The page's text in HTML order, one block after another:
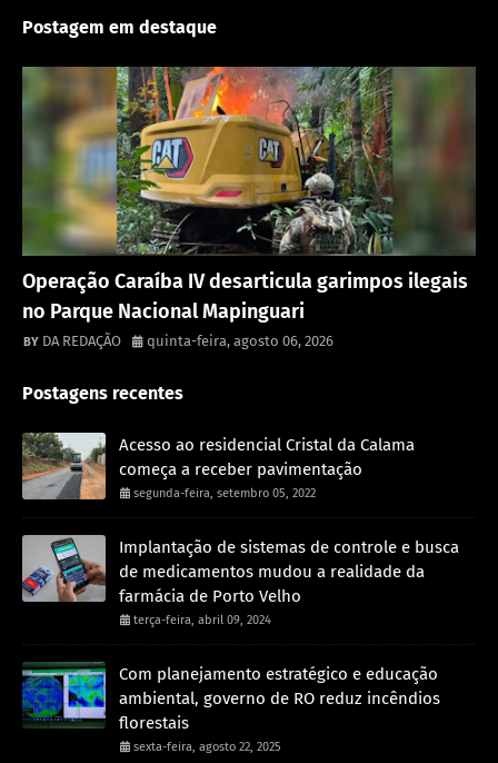
Postagem em destaque
Operação Caraíba IV desarticula garimpos ilegais
no Parque Nacional Mapinguari
DA REDAÇÃO quinta-feira, agosto 06, 2026
Postagens recentes
Acesso ao residencial Cristal da Calama
começa a receber pavimentação
segunda-feira, setembro 05, 2022
Implantação de sistemas de controle e busca
de medicamentos mudou a realidade da
farmácia de Porto Velho
terça-feira, abril 09, 2024
Com planejamento estratégico e educação
ambiental, governo de RO reduz incêndios
florestais
sexta-feira, agosto 22, 2025